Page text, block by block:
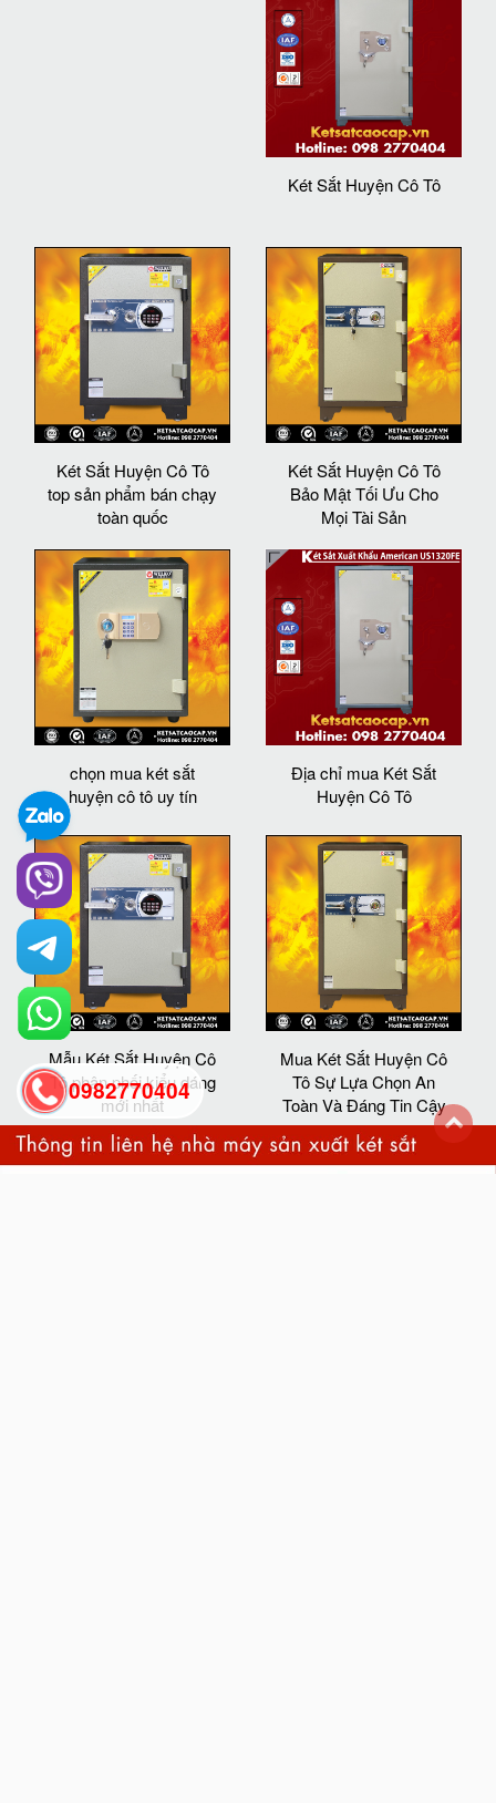
Két Sắt Huyện Cô Tô
Két Sắt Huyện Cô Tô
top sản phẩm bán chạy
toàn quốc
Két Sắt Huyện Cô Tô
Bảo Mật Tối Ưu Cho
Mọi Tài Sản
chọn mua két sắt
huyện cô tô uy tín
Địa chỉ mua Két Sắt
Huyện Cô Tô
Mẫu Két Sắt Huyện Cô
Tô phân phối kiểu dáng
mới nhất
Mua Két Sắt Huyện Cô
Tô Sự Lựa Chọn An
Toàn Và Đáng Tin Cậy
0982770404
back